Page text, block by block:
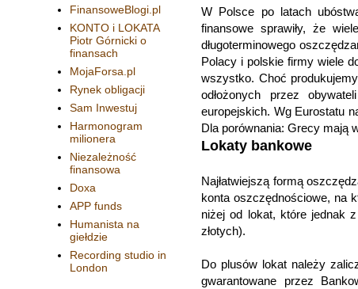
W Polsce po latach
finansowe sprawiły, że
długoterminowego
Polacy i polskie firmy wiele
wszystko. Choć
odłożonych przez
europejskich. Wg Eurostatu
Dla porównania: Grecy mają
Lokaty bankowe
Najłatwiejszą formą
konta oszczędnościowe, na
niżej od lokat, które jednak
złotych).
Do plusów lokat należy
gwarantowane przez
FinansoweBlogi.pl
KONTO i LOKATA
Piotr Górnicki o
finansach
MojaForsa.pl
Rynek obligacji
Sam Inwestuj
Harmonogram
milionera
Niezależność
finansowa
Doxa
APP funds
Humanista na
giełdzie
Recording studio in
London